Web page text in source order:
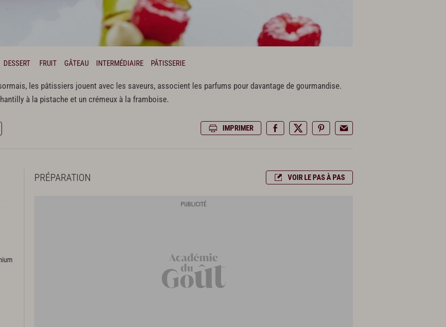
DESSERT FRUIT GÂTEAU INTERMÉDIAIRE PÂTISSERIE
les pâtissiers jouent avec les saveurs, associent les parfums pour davantage de gourmandise.
à la pistache et un crémeux à la framboise.
IMPRIMER
PRÉPARATION VOIR LE PAS À PAS